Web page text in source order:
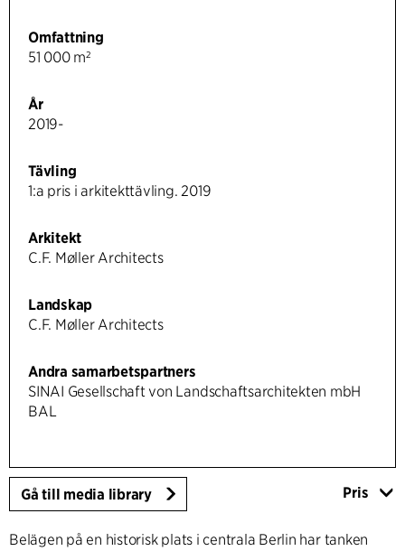
Omfattning
51 000 m²
År
2019-
Tävling
1:a pris i arkitekttävling. 2019
Arkitekt
C.F. Møller Architects
Landskap
C.F. Møller Architects
Andra samarbetspartners
SINAI Gesellschaft von Landschaftsarchitekten mbH
BAL
Gå till media library Pris
Belägen på en historisk plats i centrala Berlin har tanken